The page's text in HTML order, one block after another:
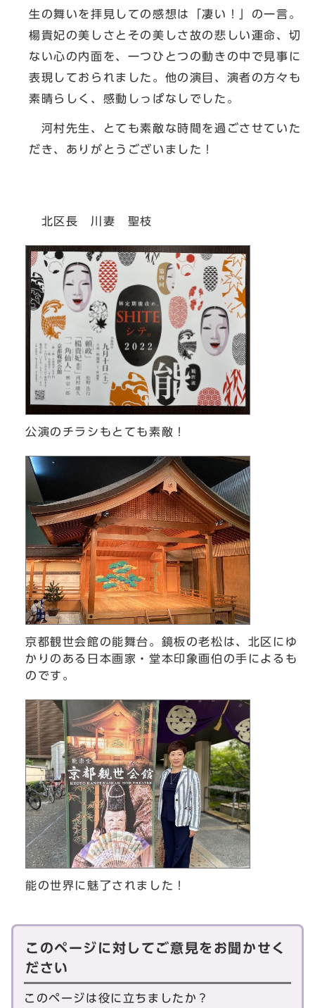
生の舞いを拝見しての感想は「凄い！」の一言。
楊貴妃の美しさとその美しさ故の悲しい運命、切
ない心の内面を、一つひとつの動きの中で見事に
表現しておられました。他の演目、演者の方々も
素晴らしく、感動しっぱなしでした。
河村先生、とても素敵な時間を過ごさせていた
だき、ありがとうございました！
北区長 川妻 聖枝
公演のチラシもとても素敵！
京都観世会館の能舞台。鏡板の老松は、北区にゆ
かりのある日本画家・堂本印象画伯の手によるも
のです。
能の世界に魅了されました！
このページに対してご意見をお聞かせく
ださい
このページは役に立ちましたか？